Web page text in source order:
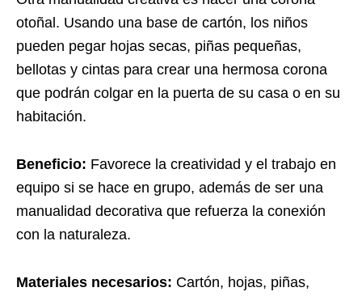
otoñal. Usando una base de cartón, los niños
pueden pegar hojas secas, piñas pequeñas,
bellotas y cintas para crear una hermosa corona
que podrán colgar en la puerta de su casa o en su
habitación.
Beneficio: Favorece la creatividad y el trabajo en
equipo si se hace en grupo, además de ser una
manualidad decorativa que refuerza la conexión
con la naturaleza.
Materiales necesarios: Cartón, hojas, piñas,